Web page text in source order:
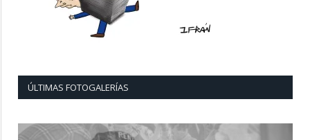
ÚLTIMAS FOTOGALERÍAS